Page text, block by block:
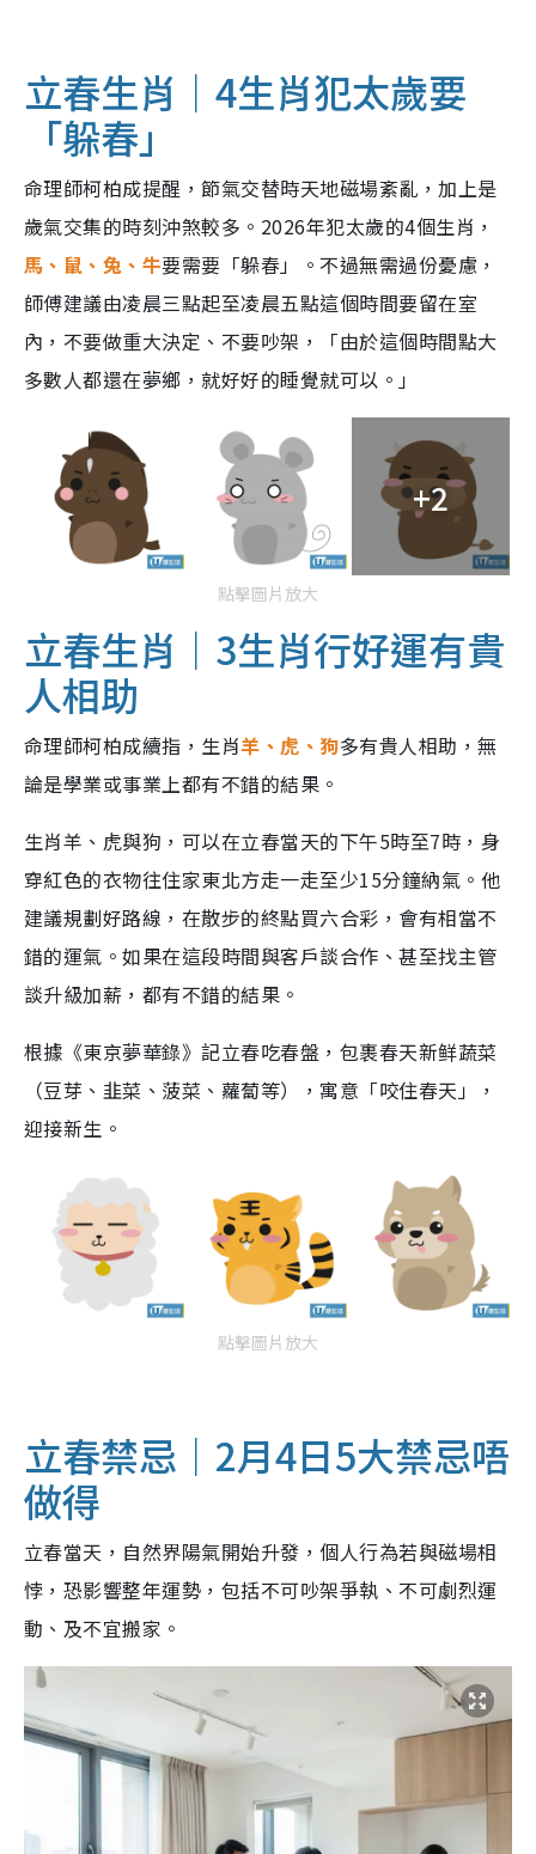
立春生肖｜4生肖犯太歲要
「躲春」
命理師柯柏成提醒，節氣交替時天地磁場紊亂，加上是
歲氣交集的時刻沖煞較多。2026年犯太歲的4個生肖，
馬、鼠、兔、牛要需要「躲春」。不過無需過份憂慮，
師傅建議由凌晨三點起至凌晨五點這個時間要留在室
內，不要做重大決定、不要吵架，「由於這個時間點大
多數人都還在夢鄉，就好好的睡覺就可以。」
+2
點擊圖片放大
立春生肖｜3生肖行好運有貴
人相助
命理師柯柏成續指，生肖羊、虎、狗多有貴人相助，無
論是學業或事業上都有不錯的結果。
生肖羊、虎與狗，可以在立春當天的下午5時至7時，身
穿紅色的衣物往住家東北方走一走至少15分鐘納氣。他
建議規劃好路線，在散步的終點買六合彩，會有相當不
錯的運氣。如果在這段時間與客戶談合作、甚至找主管
談升級加薪，都有不錯的結果。
根據《東京夢華錄》記立春吃春盤，包裹春天新鲜蔬菜
（豆芽、韭菜、菠菜、蘿蔔等），寓意「咬住春天」，
迎接新生。
點擊圖片放大
立春禁忌｜2月4日5大禁忌唔
做得
立春當天，自然界陽氣開始升發，個人行為若與磁場相
悖，恐影響整年運勢，包括不可吵架爭執、不可劇烈運
動、及不宜搬家。